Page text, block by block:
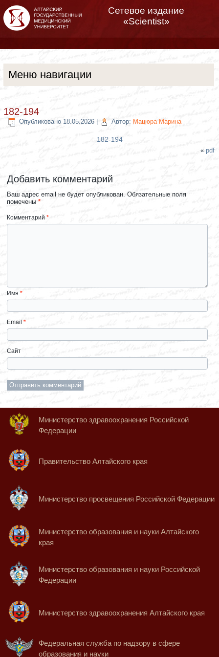
Сетевое издание
«Scientist»
Меню навигации
182-194
Опубликовано 18.05.2026 Автор: Мацюра Марина
182-194
«pdf
Добавить комментарий
Ваш адрес email не будет опубликован. Обязательные поля
помечены*
Комментарий*
Имя*
Email*
Сайт
Министерство здравоохранения Российской
Федерации
Правительство Алтайского края
Министерство просвещения Российской Федерации
Министерство образования и науки Алтайского
края
Министерство образования и науки Российской
Федерации
Министерство здравоохранения Алтайского края
Федеральная служба по надзору в сфере
образования и науки